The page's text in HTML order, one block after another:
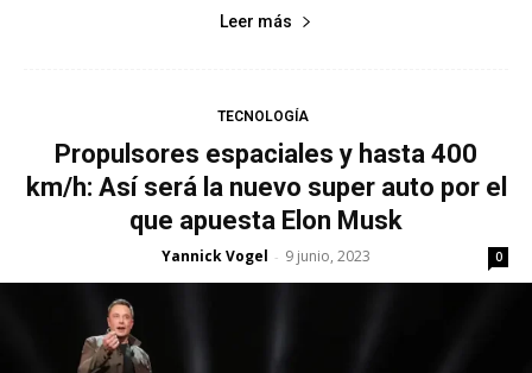
Leer más
TECNOLOGÍA
Propulsores espaciales y hasta 400
km/h: Así será la nuevo super auto por el
que apuesta Elon Musk
Yannick Vogel - 9 junio, 2023 0